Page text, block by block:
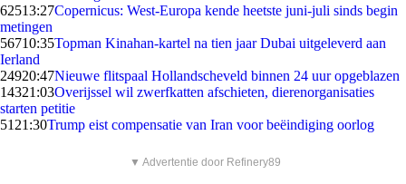
62513:27Copernicus: West-Europa kende heetste juni-juli sinds begin
metingen
56710:35Topman Kinahan-kartel na tien jaar Dubai uitgeleverd aan
Ierland
24920:47Nieuwe flitspaal Hollandscheveld binnen 24 uur opgeblazen
14321:03Overijssel wil zwerfkatten afschieten, dierenorganisaties
starten petitie
51 21:30Trump eist compensatie van Iran voor beëindiging oorlog
▼ Advertentie door Refinery89